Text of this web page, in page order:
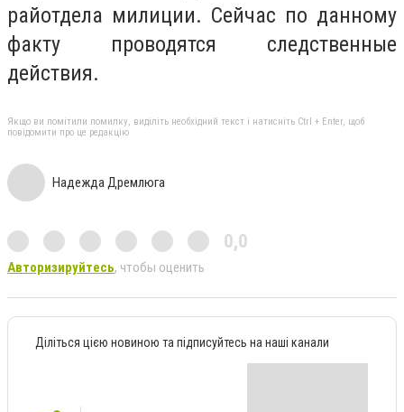
райотдела милиции. Сейчас по данному
факту проводятся следственные
действия.
Якщо ви помітили помилку, виділіть необхідний текст і натисніть Ctrl + Enter, щоб
повідомити про це редакцію
Надежда Дремлюга
0,0
Авторизируйтесь, чтобы оценить
Діліться цією новиною та підписуйтесь на наші канали